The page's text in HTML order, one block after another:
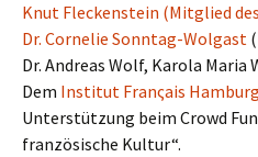
Knut Fleckenstein (Mitglied
Dr. Cornelie Sonntag-Wolgast
Dr. Andreas Wolf, Karola
Dem Institut Franςais Hamburg
Unterstützung beim Crowd
französische Kultur“.